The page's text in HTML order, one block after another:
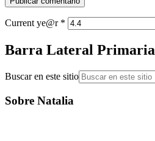
Current ye@r *
Barra Lateral Primaria
Buscar en este sitio
Sobre Natalia